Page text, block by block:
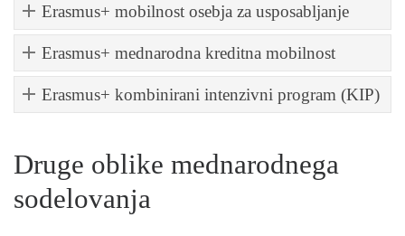
Erasmus+ mobilnost osebja za usposabljanje
Erasmus+ mednarodna kreditna mobilnost
Erasmus+ kombinirani intenzivni program (KIP)
Druge oblike mednarodnega
sodelovanja